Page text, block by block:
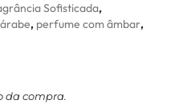
Sofisticada,
, perfume com âmbar,
da compra.